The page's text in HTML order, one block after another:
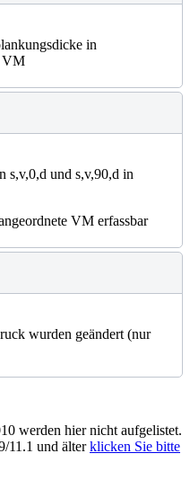
in
VM
s,v,0,d und s,v,90,d in
VM erfassbar
wurden geändert (nur
werden hier nicht aufgelistet.
11.1 und älterklicken Sie bitte